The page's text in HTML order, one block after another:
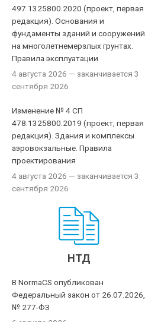
497.1325800.2020 (проект, первая
редакция). Основания и
фундаменты зданий и сооружений
на многолетнемерзлых грунтах.
Правила эксплуатации
4 августа 2026 — заканчивается 3
сентября 2026
Изменение № 4 СП
478.1325800.2019 (проект, первая
редакция). Здания и комплексы
аэровокзальные. Правила
проектирования
4 августа 2026 — заканчивается 3
сентября 2026
НТД
В NormaCS опубликован
Федеральный закон от 26.07.2026,
№ 277-ФЗ